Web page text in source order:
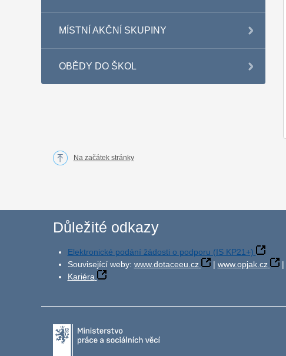
MÍSTNÍ AKČNÍ SKUPINY
OBĚDY DO ŠKOL
Na začátek stránky
Důležité odkazy
Elektronické podání žádosti o podporu (IS KP21+)
Související weby: www.dotaceeu.cz | www.opjak.cz |
Kariéra